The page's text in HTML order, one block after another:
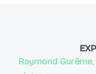
Raymond